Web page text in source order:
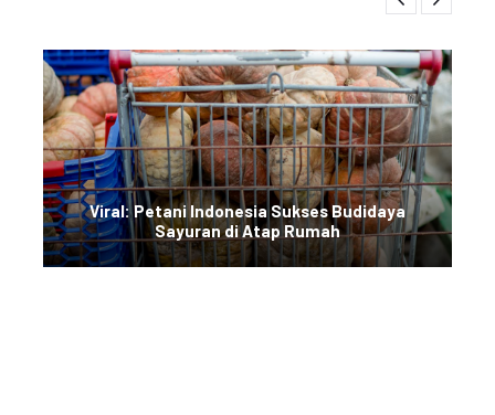
Viral: Petani Indonesia Sukses Budidaya
Sayuran di Atap Rumah